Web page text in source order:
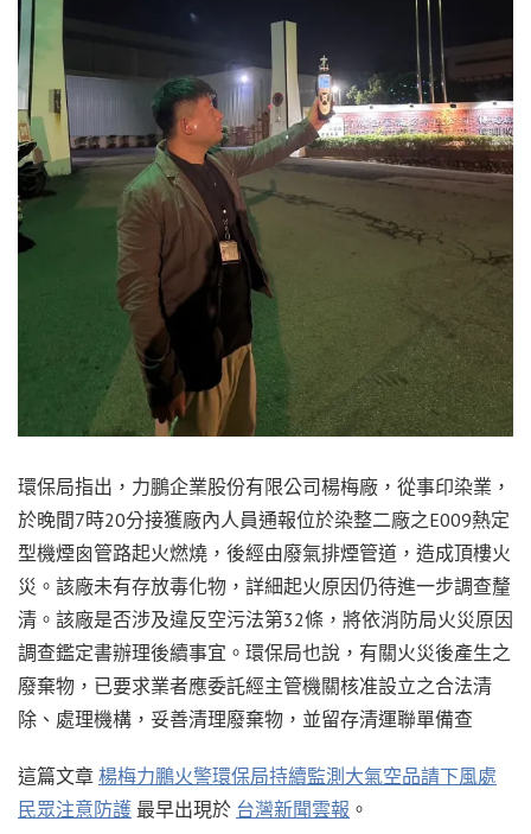
環保局指出，力鵬企業股份有限公司楊梅廠，從事印染業，
於晚間7時20分接獲廠內人員通報位於染整二廠之E009熱定
型機煙囪管路起火燃燒，後經由廢氣排煙管道，造成頂樓火
災。該廠未有存放毒化物，詳細起火原因仍待進一步調查釐
清。該廠是否涉及違反空污法第32條，將依消防局火災原因
調查鑑定書辦理後續事宜。環保局也說，有關火災後產生之
廢棄物，已要求業者應委託經主管機關核准設立之合法清
除、處理機構，妥善清理廢棄物，並留存清運聯單備查
這篇文章 楊梅力鵬火警環保局持續監測大氣空品請下風處
民眾注意防護 最早出現於 台灣新聞雲報 。